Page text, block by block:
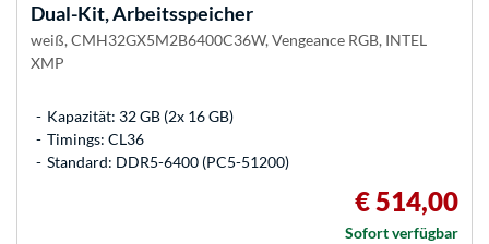
Dual-Kit, Arbeitsspeicher
weiß, CMH32GX5M2B6400C36W, Vengeance RGB, INTEL
XMP
Kapazität: 32 GB (2x 16 GB)
Timings: CL36
Standard: DDR5-6400 (PC5-51200)
€ 514,00
Sofort verfügbar